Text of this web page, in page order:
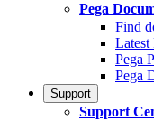
Pega
Find
Latest
Pega
Pega
Support
Support